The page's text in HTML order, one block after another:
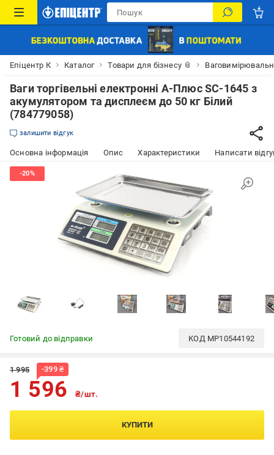
Епіцентр К Каталог Товари для бізнесу 📎
Ваги торгівельні електронні А-Плюс SC-1645 з
акумулятором та дисплеєм до 50 кг Білий
(784779058)
залишити відгук
Основна інформація Опис Характеристики Написати
Готовий до відправки КОД MP10544192
1 995 -399₴
1 596 ₴/шт.
КУПИТИ